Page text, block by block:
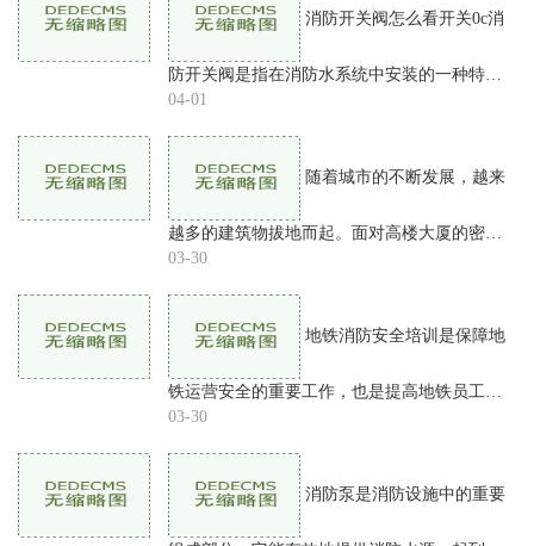
防开关阀是指在消防水系统中安装的一种特殊
类型的阀门，主要用于控制消防水管道的开关
制、自动控制和电动控
04-01
越多的建筑物拔地而起。面对高楼大厦的密集
建设，消防安全问题早已成为人们关心的焦
用，成为建筑消防保障的
03-30
铁运营安全的重要工作，也是提高地铁员工安
全意识、防范火灾事故的有效途径。下面将详
规知识一般来说，地
03-30